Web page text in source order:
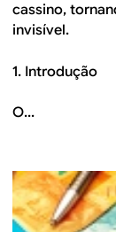
cassino,
invisível.
1. Introdução
O...